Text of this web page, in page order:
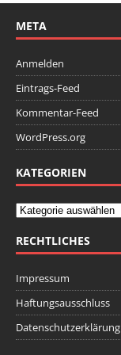
META
Anmelden
Eintrags-Feed
Kommentar-Feed
WordPress.org
KATEGORIEN
RECHTLICHES
Impressum
Haftungsausschluss
Datenschutzerklärung